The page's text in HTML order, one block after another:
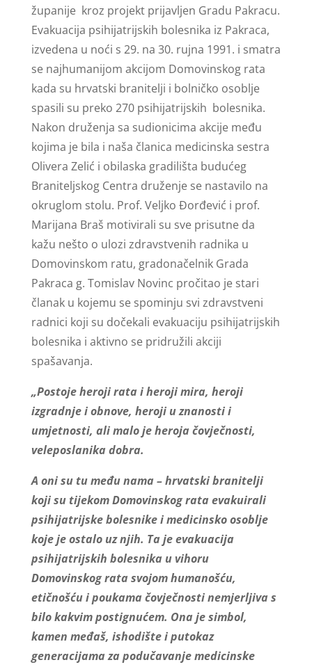
županije kroz projekt prijavljen Gradu Pakracu.
Evakuacija psihijatrijskih bolesnika iz Pakraca,
izvedena u noći s 29. na 30. rujna 1991. i smatra
se najhumanijom akcijom Domovinskog rata
kada su hrvatski branitelji i bolničko osoblje
spasili su preko 270 psihijatrijskih bolesnika.
Nakon druženja sa sudionicima akcije među
kojima je bila i naša članica medicinska sestra
Olivera Zelić i obilaska gradilišta budućeg
Braniteljskog Centra druženje se nastavilo na
okruglom stolu. Prof. Veljko Đorđević i prof.
Marijana Braš motivirali su sve prisutne da
kažu nešto o ulozi zdravstvenih radnika u
Domovinskom ratu, gradonačelnik Grada
Pakraca g. Tomislav Novinc pročitao je stari
članak u kojemu se spominju svi zdravstveni
radnici koji su dočekali evakuaciju psihijatrijskih
bolesnika i aktivno se pridružili akciji
spašavanja.
„Postoje heroji rata i heroji mira, heroji
izgradnje i obnove, heroji u znanosti i
umjetnosti, ali malo je heroja čovječnosti,
veleposlanika dobra.
A oni su tu među nama – hrvatski branitelji
koji su tijekom Domovinskog rata evakuirali
psihijatrijske bolesnike i medicinsko osoblje
koje je ostalo uz njih. Ta je evakuacija
psihijatrijskih bolesnika u vihoru
Domovinskog rata svojom humanošću,
etičnošću i poukama čovječnosti nemjerljiva s
bilo kakvim postignućem. Ona je simbol,
kamen međaš, ishodište i putokaz
generacijama za podučavanje medicinske